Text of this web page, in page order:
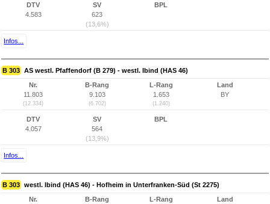
DTV
4.583
SV
623
(13,6%)
BPL
Infos...
B 303 AS westl. Pfaffendorf (B 279) - westl. Ibind (HAS 46)
Nr.
11.803
(12.334)
B-Rang
9.103
(6.702)
L-Rang
1.653
(1.240)
Land
BY
DTV
4.057
SV
564
(13,9%)
BPL
Infos...
B 303 westl. Ibind (HAS 46) - Hofheim in Unterfranken-Süd (St 2275)
Nr.
B-Rang
L-Rang
Land